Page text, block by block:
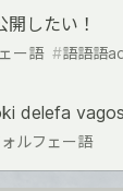
したい！
ー語 #語語語
delefa
ルフェー語